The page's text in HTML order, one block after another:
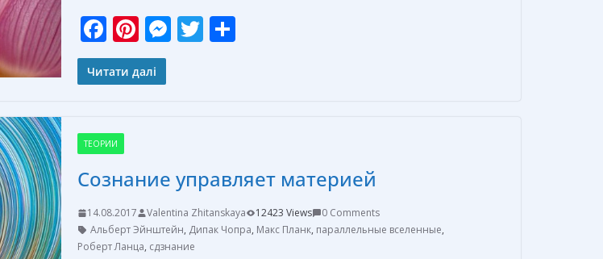
F
ac
e
o
o
k
Pi
nt
er
M
er
T
и
т
ь
Читати далі
ТЕОРИИ
Сознание управляет материей
14.08.2017 Valentina Zhitanskaya 12423 Views
0 Comments
Альберт Эйнштейн, Дипак Чопра, Макс Планк, параллельные вселенные,
Роберт Ланца, сдзнание